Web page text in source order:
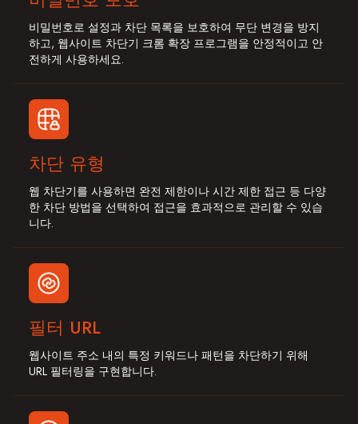
비밀번호로 설정과 차단 목록을 보호하여 무단 변경을 방지
하고, 웹사이트 차단기 크롬 확장 프로그램을 안정적이고 안
전하게 사용하세요.
차단 유형
웹 차단기를 사용하면 완전 제한이나 시간 제한 접근 등 다양
한 차단 방법을 선택하여 접근을 효과적으로 관리할 수 있습
니다.
필터 URL
웹사이트 주소 내의 특정 키워드나 패턴을 차단하기 위해
URL 필터링을 구현합니다.